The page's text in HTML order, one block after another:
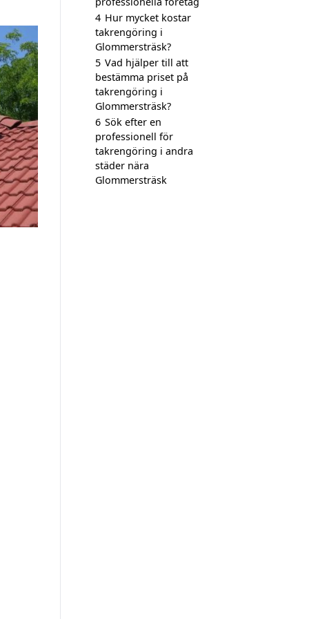
4 Hur mycket kostar
takrengöring i
Glommersträsk?
5 Vad hjälper till att
bestämma priset på
takrengöring i
Glommersträsk?
6 Sök efter en
professionell för
takrengöring i andra
städer nära
Glommersträsk